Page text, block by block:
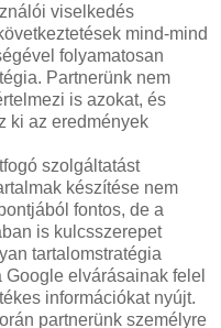
viselkedés
mind-mind
folyamatosan
Partnerünk nem
is azokat, és
ki az eredmények
szolgáltatást
készítése nem
fontos, de a
is kulcsszerepet
tartalomstratégia
elvárásainak felel
információkat nyújt.
partnerünk személyre